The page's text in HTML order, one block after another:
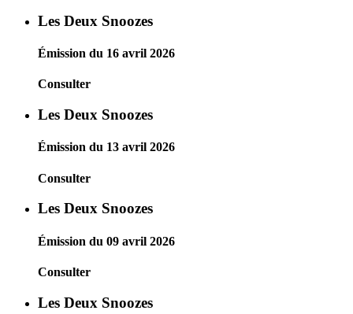
Les Deux Snoozes
Émission du 16 avril 2026
Consulter
Les Deux Snoozes
Émission du 13 avril 2026
Consulter
Les Deux Snoozes
Émission du 09 avril 2026
Consulter
Les Deux Snoozes